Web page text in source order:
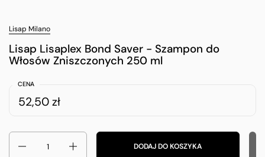
Lisap Milano
Lisap Lisaplex Bond Saver - Szampon do
Włosów Zniszczonych 250 ml
CENA
52,50 zł
Ilość
DODAJ DO KOSZYKA